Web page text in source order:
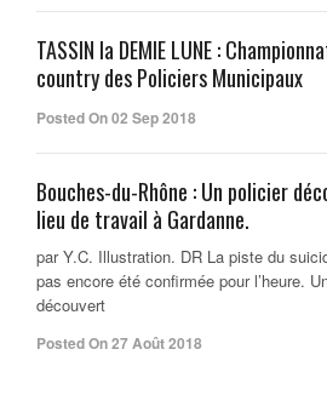
TASSIN la DEMIE LUNE :
country des Policiers Municipaux
Posted On 02 Sep 2018
Bouches-du-Rhône : Un policier
lieu de travail à Gardanne.
par Y.C. Illustration. DR La piste du
pas encore été confirmée pour l’heure.
découvert
Posted On 27 Août 2018